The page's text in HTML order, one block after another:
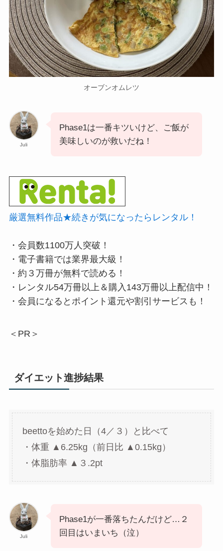
オーブンオムレツ
Juli
Phase1は一番キツいけど、ご飯が
美味しいのが救いだね！
厳選無料作品★続きが気になったらレンタル！
・会員数1100万人突破！
・電子書籍では業界最大級！
・約３万冊が無料で読める！
・レンタル54万冊以上＆購入143万冊以上配信中！
・会員になるとポイント還元や割引サービスも！
＜PR＞
ダイエット進捗結果
beettoを始めた日（4／３）と比べて
・体重 ▲6.25kg（前日比 ▲0.15kg）
・体脂肪率 ▲３.2pt
Juli
Phase1が一番落ちたんだけど…２
回目はいまいち（泣）